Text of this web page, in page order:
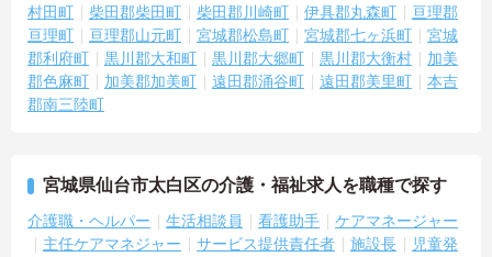
村田町
柴田郡柴田町 柴田郡川崎町 伊具郡丸森町
亘理郡
亘理町
亘理郡山元町 宮城郡松島町 宮城郡七ヶ浜町
宮城
郡利府町
黒川郡大和町 黒川郡大郷町 黒川郡大衡村
加美
郡色麻町
加美郡加美町 遠田郡涌谷町 遠田郡美里町
本吉
郡南三陸町
宮城県仙台市太白区の介護・福祉求人を職種で探す
介護職・ヘルパー 生活相談員 看護助手
ケアマネージャー
主任ケアマネジャー
サービス提供責任者 施設長
児童発